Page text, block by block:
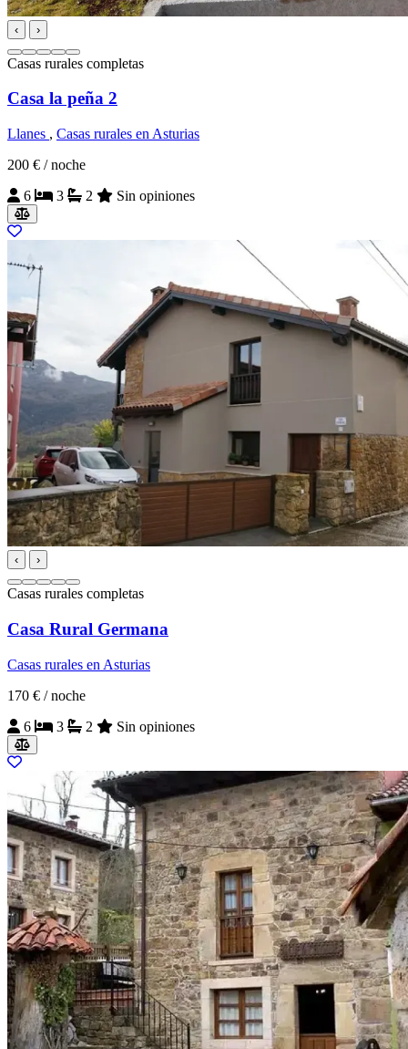
‹ ›
Casas rurales completas
Casa la peña 2
Llanes , Casas rurales en Asturias
200 € / noche
6
3 2 Sin opiniones
‹ ›
Casas rurales completas
Casa Rural Germana
Casas rurales en Asturias
170 € / noche
6
3 2 Sin opiniones